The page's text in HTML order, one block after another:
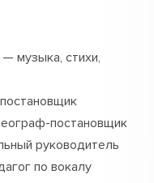
музыка, стихи,
постановщик
руководитель
по вокалу